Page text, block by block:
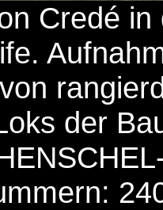
Credé
der